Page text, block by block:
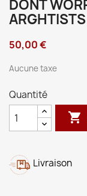
DONT
50,00 €
Aucune taxe
Quantité

Livraison